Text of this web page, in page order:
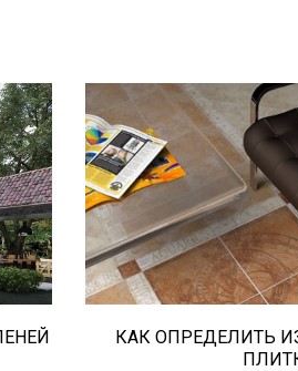
При выборе
важны не только
ее
определить
керамогранита?
КАК ОПРЕДЕЛИТЬ